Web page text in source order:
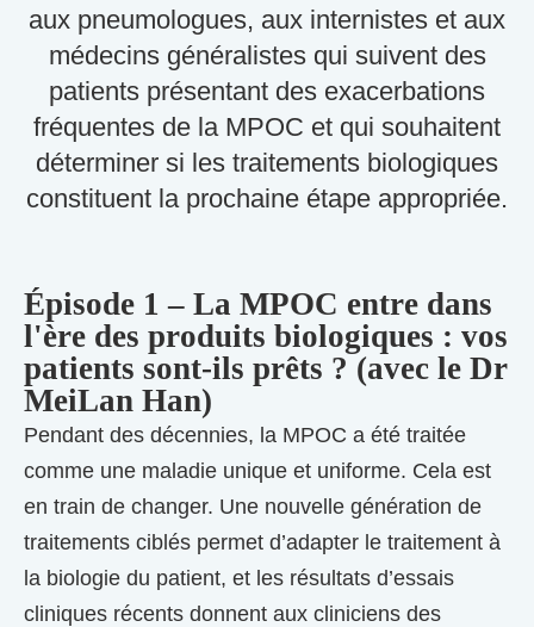
aux pneumologues, aux internistes et aux
médecins généralistes qui suivent des
patients présentant des exacerbations
fréquentes de la MPOC et qui souhaitent
déterminer si les traitements biologiques
constituent la prochaine étape appropriée.
Épisode 1 – La MPOC entre dans
l'ère des produits biologiques : vos
patients sont-ils prêts ? (avec le Dr
MeiLan Han)
Pendant des décennies, la MPOC a été traitée
comme une maladie unique et uniforme. Cela est
en train de changer. Une nouvelle génération de
traitements ciblés permet d’adapter le traitement à
la biologie du patient, et les résultats d’essais
cliniques récents donnent aux cliniciens des